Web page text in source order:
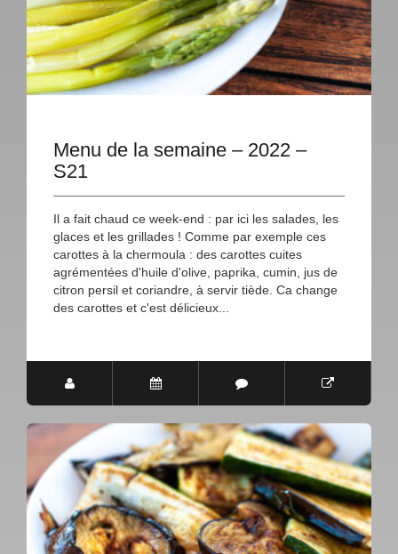
Menu de la semaine – 2022 –
S21
Il a fait chaud ce week-end : par ici les salades, les
glaces et les grillades ! Comme par exemple ces
carottes à la chermoula : des carottes cuites
agrémentées d'huile d'olive, paprika, cumin, jus de
citron persil et coriandre, à servir tiède. Ca change
des carottes et c'est délicieux...